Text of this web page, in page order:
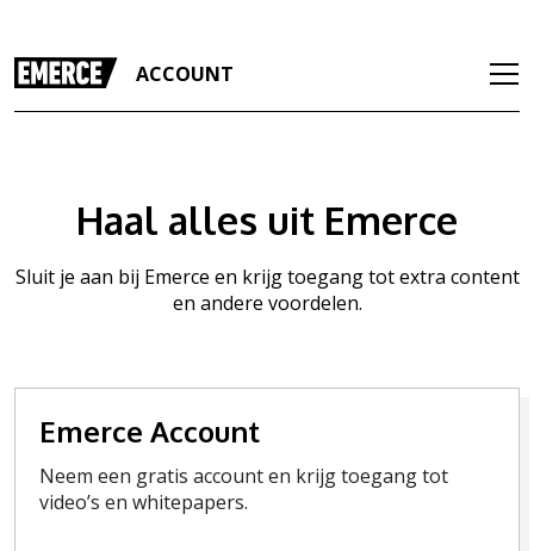
ACCOUNT
Haal alles uit Emerce
Sluit je aan bij Emerce en krijg toegang tot extra content
en andere voordelen.
Emerce Account
Neem een gratis account en krijg toegang tot
video’s en whitepapers.